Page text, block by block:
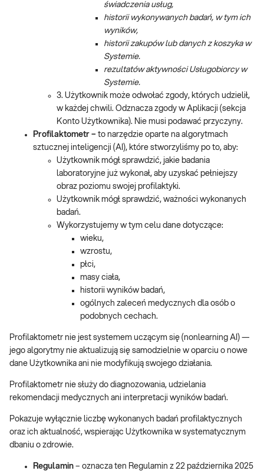
świadczenia usług,
historii wykonywanych badań, w tym ich
wyników,
historii zakupów lub danych z koszyka w
Systemie.
rezultatów aktywności Usługobiorcy w
Systemie.
3. Użytkownik może odwołać zgody, których udzielił,
w każdej chwili. Odznacza zgody w Aplikacji (sekcja
Konto Użytkownika). Nie musi podawać przyczyny.
Profilaktometr – to narzędzie oparte na algorytmach
sztucznej inteligencji (AI), które stworzyliśmy po to, aby:
Użytkownik mógł sprawdzić, jakie badania
laboratoryjne już wykonał, aby uzyskać pełniejszy
obraz poziomu swojej profilaktyki.
Użytkownik mógł sprawdzić, ważności wykonanych
badań.
Wykorzystujemy w tym celu dane dotyczące:
wieku,
wzrostu,
płci,
masy ciała,
historii wyników badań,
ogólnych zaleceń medycznych dla osób o
podobnych cechach.
Profilaktometr nie jest systemem uczącym się (nonlearning AI) —
jego algorytmy nie aktualizują się samodzielnie w oparciu o nowe
dane Użytkownika ani nie modyfikują swojego działania.
Profilaktometr nie służy do diagnozowania, udzielania
rekomendacji medycznych ani interpretacji wyników badań.
Pokazuje wyłącznie liczbę wykonanych badań profilaktycznych
oraz ich aktualność, wspierając Użytkownika w systematycznym
dbaniu o zdrowie.
Regulamin – oznacza ten Regulamin z 22 października 2025